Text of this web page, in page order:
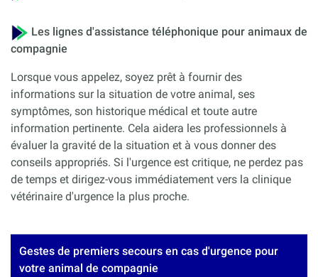
Les lignes d'assistance téléphonique pour animaux de
compagnie
Lorsque vous appelez, soyez prêt à fournir des
informations sur la situation de votre animal, ses
symptômes, son historique médical et toute autre
information pertinente. Cela aidera les professionnels à
évaluer la gravité de la situation et à vous donner des
conseils appropriés. Si l'urgence est critique, ne perdez pas
de temps et dirigez-vous immédiatement vers la clinique
vétérinaire d'urgence la plus proche.
Gestes de premiers secours en cas d'urgence pour
votre animal de compagnie